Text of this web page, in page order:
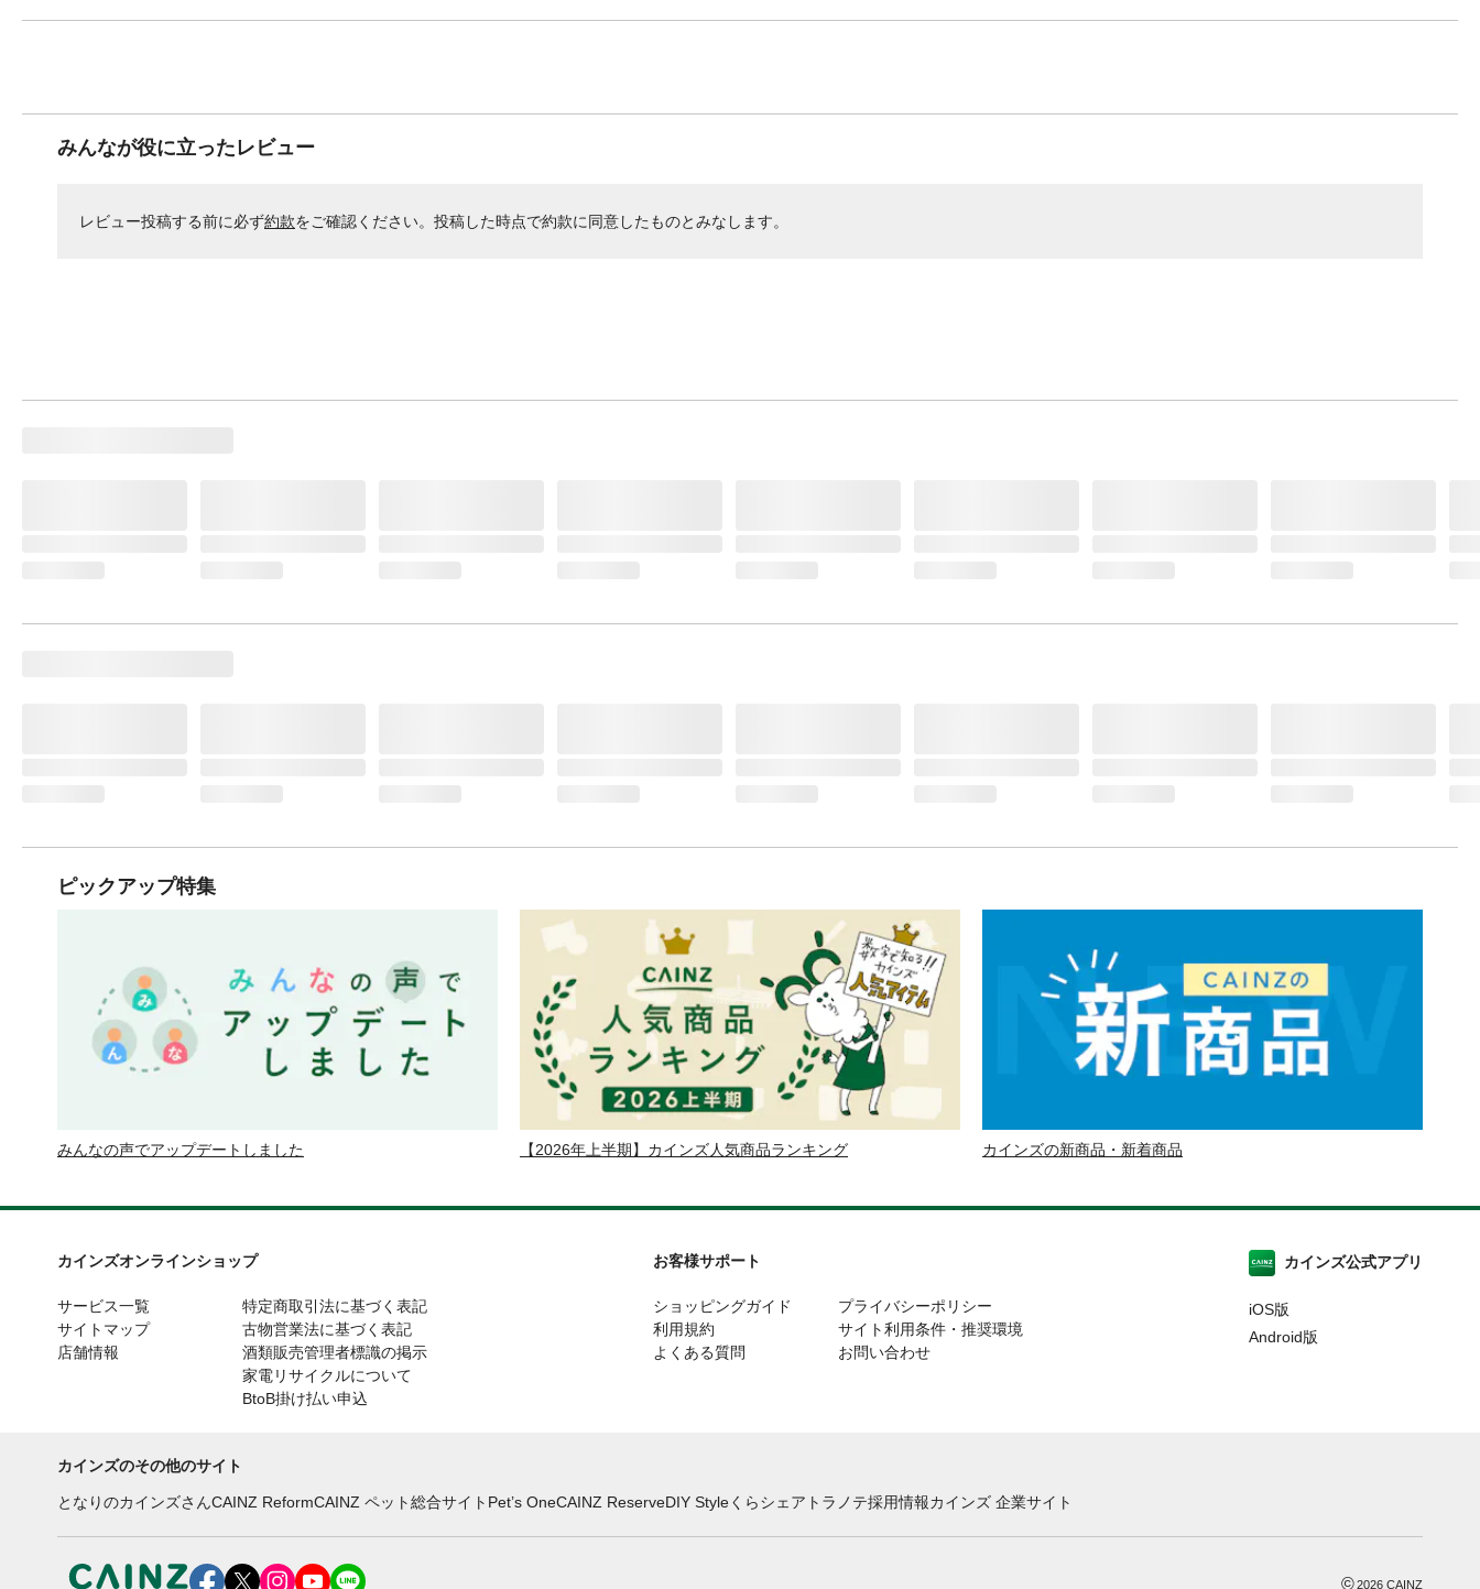
みんなが役に立ったレビュー
レビュー投稿する前に必ず約款をご確認ください。投稿した時点で約款に同意したものとみなします。
ピックアップ特集
みんなの声でアップデートしました 【2026年上半期】カインズ人気商品ランキング カインズの新商品・新着商品
カインズオンラインショップ
サービス一覧
サイトマップ
店舗情報
特定商取引法に基づく表記
古物営業法に基づく表記
酒類販売管理者標識の掲示
家電リサイクルについて
BtoB掛け払い申込
お客様サポート
ショッピングガイド
利用規約
よくある質問
プライバシーポリシー
サイト利用条件・推奨環境
お問い合わせ
カインズ公式アプリ
iOS版
Android版
カインズのその他のサイト
となりのカインズさんCAINZ ReformCAINZ ペット総合サイト Pet’s OneCAINZ ReserveDIY Styleくらシェア トラノテ採用情報カインズ 企業サイト
©2026 CAINZ